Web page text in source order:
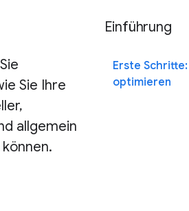
Sie Ihre
allgemein
Einführung
Erste
optimieren